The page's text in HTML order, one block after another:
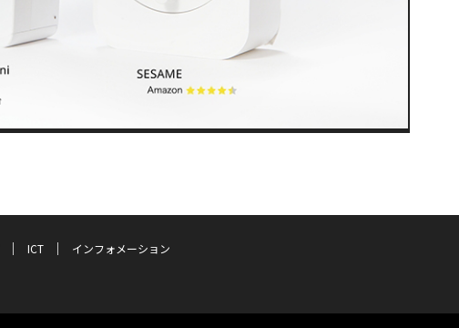
ICT
インフォメーション